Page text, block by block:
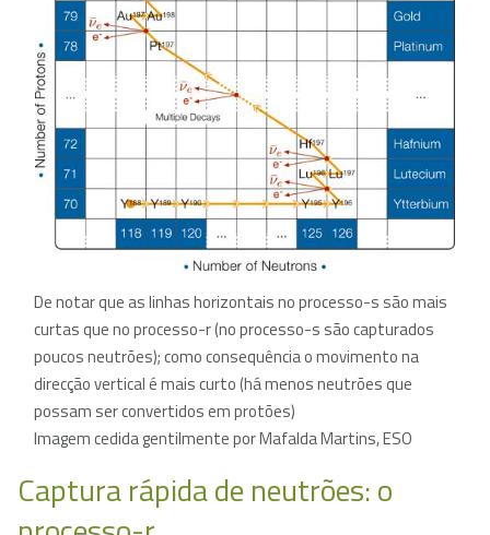
De notar que as linhas horizontais no processo-s são mais
curtas que no processo-r (no processo-s são capturados
poucos neutrões); como consequência o movimento na
direcção vertical é mais curto (há menos neutrões que
possam ser convertidos em protões)
Imagem cedida gentilmente por Mafalda Martins, ESO
Captura rápida de neutrões: o